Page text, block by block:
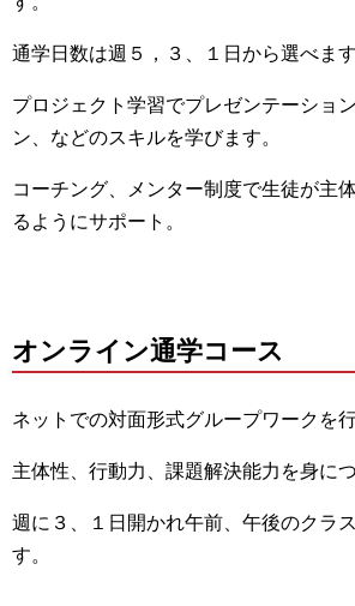
通学日数は週５，３、１日から選べます
プロジェクト学習でプレゼンテーショ
ン、 などのスキルを学びます。
コーチング、
メンター制度で生徒が主
るようにサポート。
オンライン通学コース
ネットでの対面形式グループワークを
主体性、行動力、課題解決能力を身に
週に３、１日開かれ午前、午後のクラ
す。